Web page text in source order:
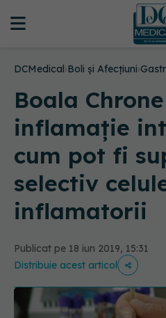
DCMedical›Boli și Afecțiuni›
Boala
inflamație
cum pot fi
selectiv
inflamatorii
Publicat pe 18 iun 2019, 15:31
Distribuie acest articol